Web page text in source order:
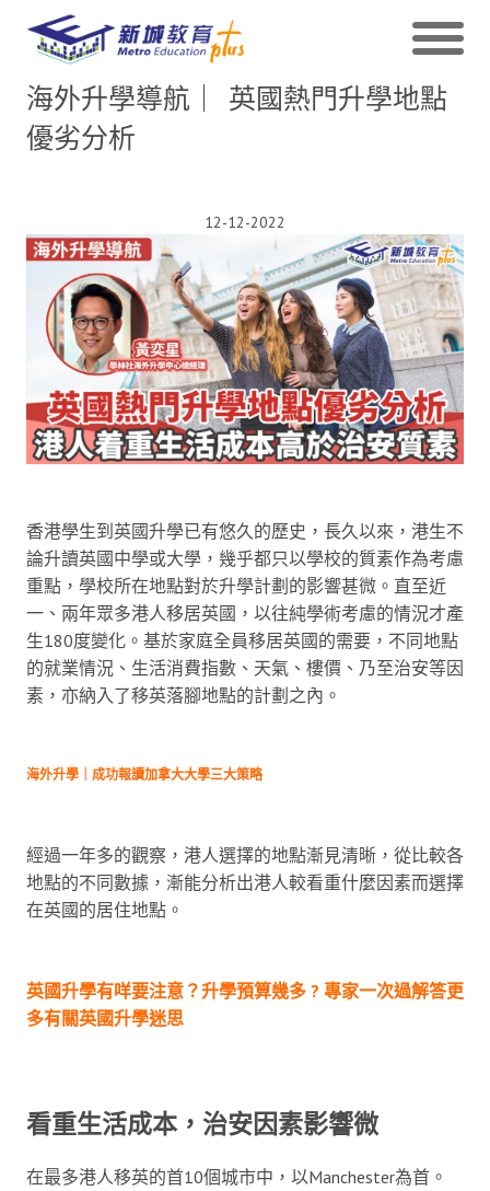
海外升學導航｜ 英國熱門升學地點
優劣分析
12-12-2022
香港學生到英國升學已有悠久的歷史，長久以來，港生不
論升讀英國中學或大學，幾乎都只以學校的質素作為考慮
重點，學校所在地點對於升學計劃的影響甚微。直至近
一、兩年眾多港人移居英國，以往純學術考慮的情況才產
生180度變化。基於家庭全員移居英國的需要，不同地點
的就業情況、生活消費指數、天氣、樓價、乃至治安等因
素，亦納入了移英落腳地點的計劃之內。
海外升學｜成功報讀加拿大大學三大策略
經過一年多的觀察，港人選擇的地點漸見清晰，從比較各
地點的不同數據，漸能分析出港人較看重什麼因素而選擇
在英國的居住地點。
英國升學有咩要注意？升學預算幾多 ? 專家一次過解答更
多有關英國升學迷思
看重生活成本，治安因素影響微
在最多港人移英的首10個城市中，以Manchester為首。